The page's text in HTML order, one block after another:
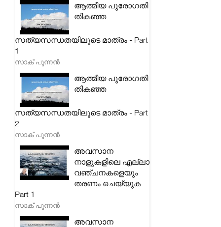
ആത്മീയ പുരോഗതി
തികഞ്ഞ
സത്യസന്ധതയിലൂടെ മാത്രം - Part
1
സാക് പുന്നൻ
ആത്മീയ പുരോഗതി
തികഞ്ഞ
സത്യസന്ധതയിലൂടെ മാത്രം - Part
2
സാക് പുന്നൻ
അവസാന
നാളുകളിലെ എല്ലാ
വഞ്ചനകളെയും
തരണം ചെയ്യുക -
Part 1
സാക് പുന്നൻ
അവസാന